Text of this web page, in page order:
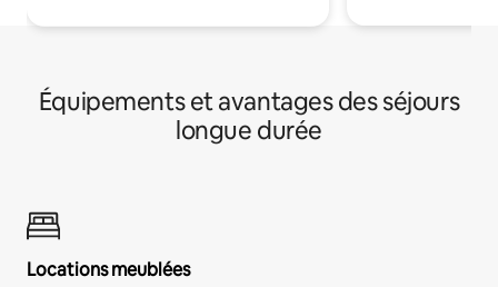
Équipements et avantages des séjours
longue durée
Locations meublées